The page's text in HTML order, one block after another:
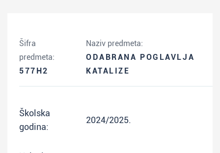
Šifra
predmeta:
577H2
Naziv predmeta:
ODABRANA POGLAVLJA
KATALIZE
Školska
godina:
2024/2025.